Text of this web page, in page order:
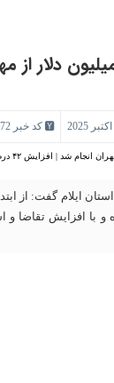
کد خبر 35972
با افزایش تقاضا و